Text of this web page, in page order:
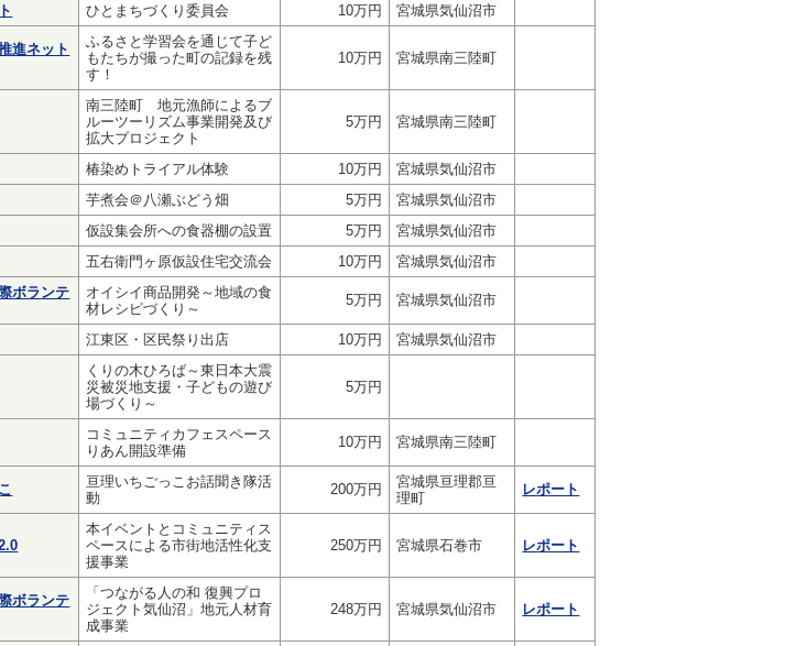
ひとまちづくり委員会 10万円 宮城県気仙沼市
進ネット
ふるさと学習会を通じて子ど
もたちが撮った町の記録を残
す！
10万円 宮城県南三陸町
南三陸町 地元漁師によるブ
ルーツーリズム事業開発及び
拡大プロジェクト
5万円 宮城県南三陸町
椿染めトライアル体験 10万円
宮城県気仙沼市
芋煮会＠八瀬ぶどう畑 5万円
宮城県気仙沼市
仮設集会所への食器棚の設置 5万円
宮城県気仙沼市
五右衛門ヶ原仮設住宅交流会 10万円
宮城県気仙沼市
ボランテ
オイシイ商品開発～地域の食
材レシピづくり～
5万円 宮城県気仙沼市
江東区・区民祭り出店 10万円 宮城県気仙沼市
くりの木ひろば～東日本大震
災被災地支援・子どもの遊び
場づくり～
5万円
コミュニティカフェスペース
りあん開設準備
10万円 宮城県南三陸町
亘理いちごっこお話聞き隊活
動
200万円
宮城県亘理郡亘
理町
レポート
本イベントとコミュニティス
ペースによる市街地活性化支
援事業
250万円 宮城県石巻市 レポート
ボランテ
「つながる人の和 復興プロ
ジェクト気仙沼」地元人材育
成事業
248万円 宮城県気仙沼市 レポート